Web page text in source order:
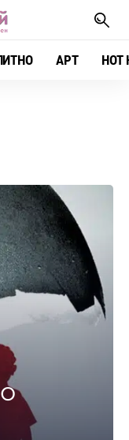
АРТ HOT